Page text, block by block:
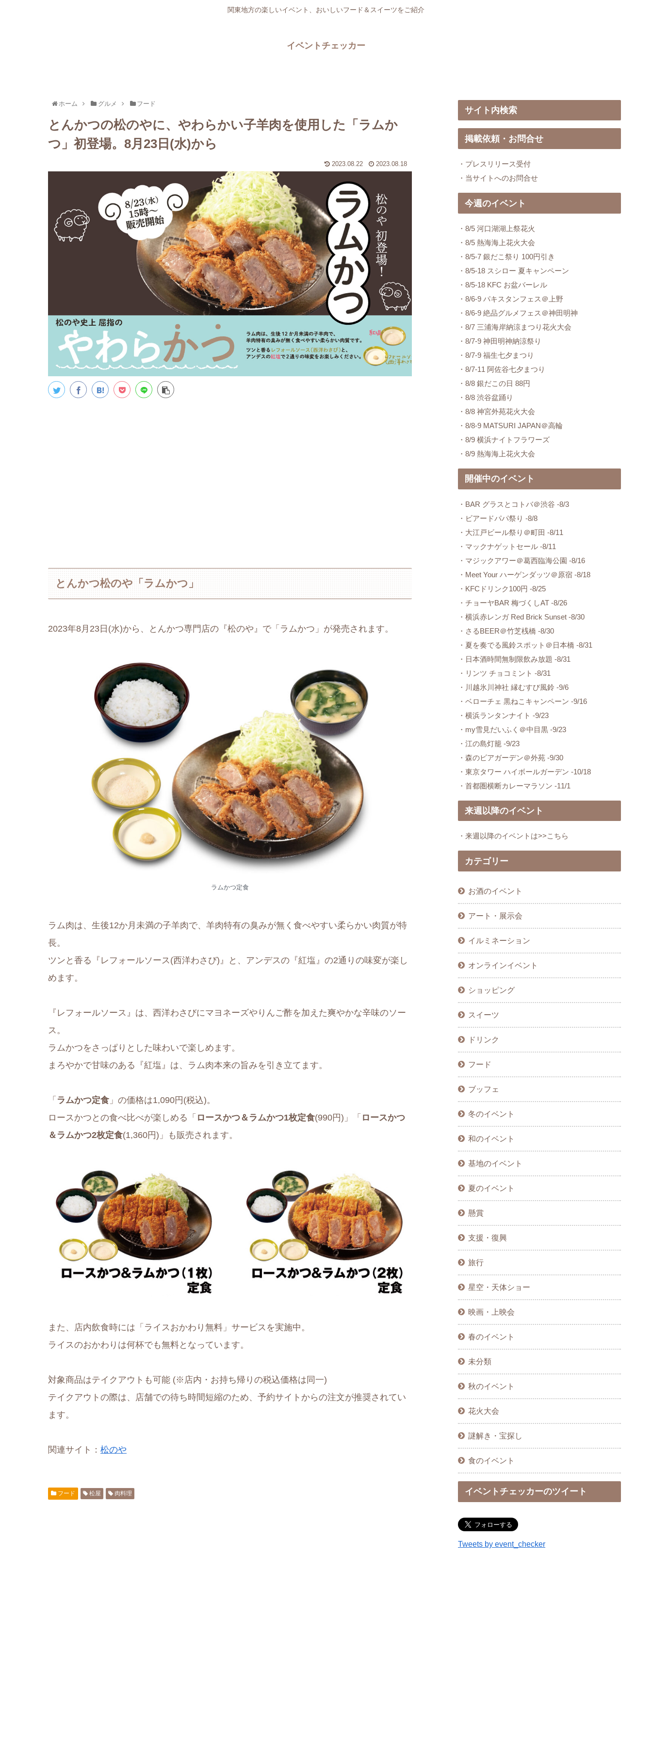
関東地方の楽しいイベント、おいしいフード＆スイーツをご紹介
イベントチェッカー
ホーム グルメ フード
とんかつの松のやに、やわらかい子羊肉を使用した「ラムか
つ」初登場。8月23日(水)から
2023.08.22 2023.08.18
とんかつ松のや「ラムかつ」
2023年8月23日(水)から、とんかつ専門店の『松のや』で「ラムかつ」が発売されます。
ラムかつ定食
ラム肉は、生後12か月未満の子羊肉で、羊肉特有の臭みが無く食べやすい柔らかい肉質が特
長。
ツンと香る『レフォールソース(西洋わさび)』と、アンデスの『紅塩』の2通りの味変が楽し
めます。
『レフォールソース』は、西洋わさびにマヨネーズやりんご酢を加えた爽やかな辛味のソー
ス。
ラムかつをさっぱりとした味わいで楽しめます。
まろやかで甘味のある『紅塩』は、ラム肉本来の旨みを引き立てます。
「 ラムかつ定食 」の価格は1,090円(税込)。
ロースかつとの食べ比べが楽しめる「 ロースかつ＆ラムかつ1枚定食(990円)」「 ロースかつ
＆ラムかつ2枚定食(1,360円)」も販売されます。
また、店内飲食時には「ライスおかわり無料」サービスを実施中。
ライスのおかわりは何杯でも無料となっています。
対象商品はテイクアウトも可能 (※店内・お持ち帰りの税込価格は同一)
テイクアウトの際は、店舗での待ち時間短縮のため、予約サイトからの注文が推奨されてい
ます。
関連サイト： 松のや
フード 松屋 肉料理
サイト内検索
掲載依頼・お問合せ
・プレスリリース受付
・当サイトへのお問合せ
今週のイベント
・8/5 河口湖湖上祭花火
・8/5 熱海海上花火大会
・8/5-7 銀だこ祭り 100円引き
・8/5-18 スシロー 夏キャンペーン
・8/5-18 KFC お盆バーレル
・8/6-9 パキスタンフェス＠上野
・8/6-9 絶品グルメフェス＠神田明神
・8/7 三浦海岸納涼まつり花火大会
・8/7-9 神田明神納涼祭り
・8/7-9 福生七夕まつり
・8/7-11 阿佐谷七夕まつり
・8/8 銀だこの日 88円
・8/8 渋谷盆踊り
・8/8 神宮外苑花火大会
・8/8-9 MATSURI JAPAN＠高輪
・8/9 横浜ナイトフラワーズ
・8/9 熱海海上花火大会
開催中のイベント
・BAR グラスとコトバ＠渋谷 -8/3
・ビアードパパ祭り -8/8
・大江戸ビール祭り＠町田 -8/11
・マックナゲットセール -8/11
・マジックアワー＠葛西臨海公園 -8/16
・Meet Your ハーゲンダッツ＠原宿 -8/18
・KFCドリンク100円 -8/25
・チョーヤBAR 梅づくしAT -8/26
・横浜赤レンガ Red Brick Sunset -8/30
・さるBEER＠竹芝桟橋 -8/30
・夏を奏でる風鈴スポット＠日本橋 -8/31
・日本酒時間無制限飲み放題 -8/31
・リンツ チョコミント -8/31
・川越氷川神社 縁むすび風鈴 -9/6
・ベローチェ 黒ねこキャンペーン -9/16
・横浜ランタンナイト -9/23
・my雪見だいふく＠中目黒 -9/23
・江の島灯籠 -9/23
・森のビアガーデン＠外苑 -9/30
・東京タワー ハイボールガーデン -10/18
・首都圏横断カレーマラソン -11/1
来週以降のイベント
・来週以降のイベントは>>こちら
カテゴリー
お酒のイベント
アート・展示会
イルミネーション
オンラインイベント
ショッピング
スイーツ
ドリンク
フード
ブッフェ
冬のイベント
和のイベント
基地のイベント
夏のイベント
懸賞
支援・復興
旅行
星空・天体ショー
映画・上映会
春のイベント
未分類
秋のイベント
花火大会
謎解き・宝探し
食のイベント
イベントチェッカーのツイート
Tweets by event_checker